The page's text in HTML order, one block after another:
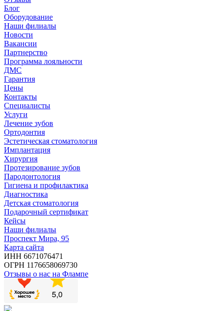
Блог
Оборудование
Наши филиалы
Новости
Вакансии
Партнерство
Программа лояльности
ДМС
Гарантия
Цены
Контакты
Специалисты
Услуги
Лечение зубов
Ортодонтия
Эстетическая стоматология
Имплантация
Хирургия
Протезирование зубов
Пародонтология
Гигиена и профилактика
Диагностика
Детская стоматология
Подарочный сертификат
Кейсы
Наши филиалы
Проспект Мира, 95
Карта сайта
ИНН 6671076471
ОГРН 1176658069730
Отзывы о нас на Флампе